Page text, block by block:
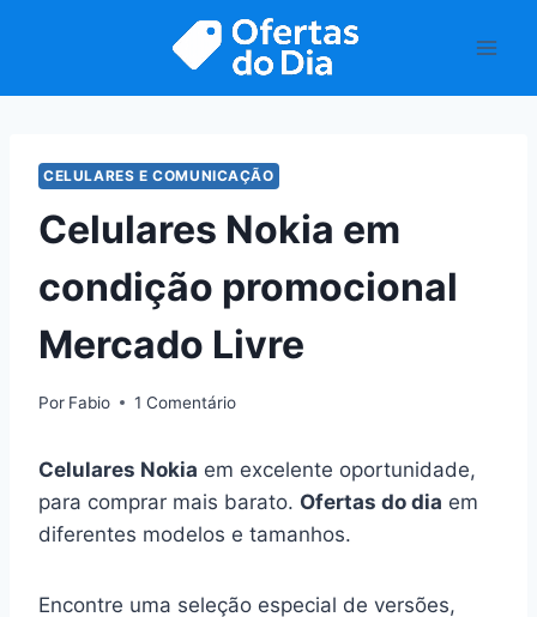
CELULARES E COMUNICAÇÃO
Celulares Nokia em
condição promocional
Mercado Livre
Por Fabio 1 Comentário
Celulares Nokia em excelente oportunidade,
para comprar mais barato. Ofertas do dia em
diferentes modelos e tamanhos.
Encontre uma seleção especial de versões,